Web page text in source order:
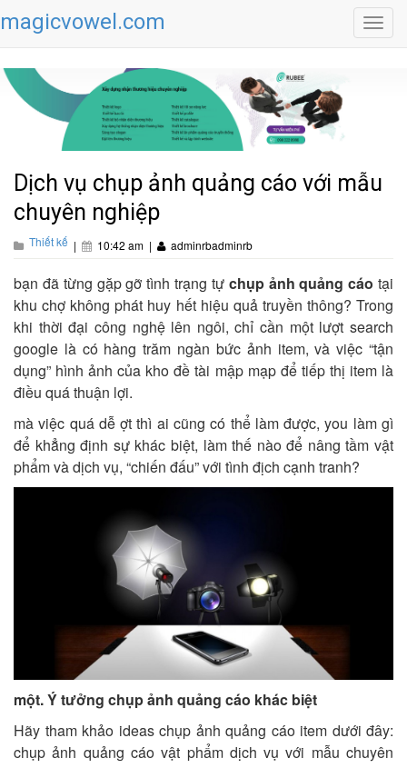
magicvowel.com
Dịch vụ chụp ảnh quảng cáo với mẫu
chuyên nghiệp
Thiết kế | 10:42 am | adminrbadminrb
bạn đã từng gặp gỡ tình trạng tự chụp ảnh quảng cáo tại
khu chợ không phát huy hết hiệu quả truyền thông? Trong
khi thời đại công nghệ lên ngôi, chỉ cần một lượt search
google là có hàng trăm ngàn bức ảnh item, và việc “tận
dụng” hình ảnh của kho đề tài mập mạp để tiếp thị item là
điều quá thuận lợi.
mà việc quá dễ ợt thì ai cũng có thể làm được, you làm gì
để khẳng định sự khác biệt, làm thế nào để nâng tầm vật
phẩm và dịch vụ, “chiến đấu” với tình địch cạnh tranh?
một. Ý tưởng chụp ảnh quảng cáo khác biệt
Hãy tham khảo ideas chụp ảnh quảng cáo item dưới đây:
chụp ảnh quảng cáo vật phẩm dịch vụ với mẫu chuyên